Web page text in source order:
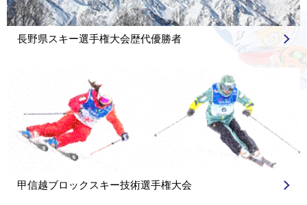
ョ
ン長野県スキー選手権大会歴代優勝者
甲信越ブロックスキー技術選手権大会